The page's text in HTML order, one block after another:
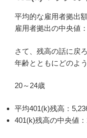
平均的な雇用者拠出
雇用者拠出の中央
さて、残高の話に戻
年齢とともにどのよ
20～24歳
平均401(k)残高：
401(k)残高の中央値：